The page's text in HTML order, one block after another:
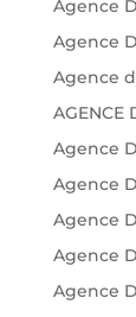
Agence
Agence
Agence
AGENCE
Agence
Agence
Agence
Agence
Agence